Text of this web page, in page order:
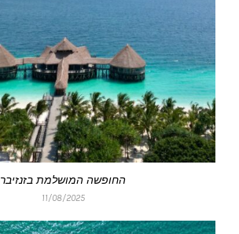
החופשה המושלמת בזנזיבר
11/08/2025